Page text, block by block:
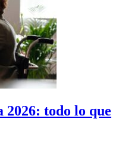
2026: todo lo que